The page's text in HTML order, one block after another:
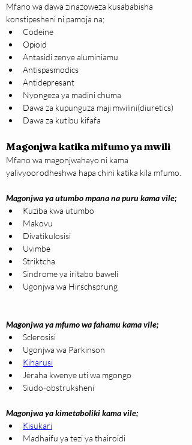
Mfano wa dawa zinazoweza kusababisha
konstipesheni ni pamoja na;
Codeine
Opioid
Antasidi zenye aluminiamu
Antispasmodics
Antidepresant
Nyongeza ya madini chuma
Dawa za kupunguza maji mwilini(diuretics)
Dawa za kutibu kifafa
Magonjwa katika mifumo ya mwili
​Mfano wa magonjwahayo ni kama
yalivyoorodheshwa hapa chini katika kila mfumo.
Magonjwa ya utumbo mpana na puru kama vile;
Kuziba kwa utumbo
Makovu
Divatikulosisi
Uvimbe
Striktcha
Sindrome ya iritabo baweli
Ugonjwa wa Hirschsprung
Magonjwa ya mfumo wa fahamu kama vile;
Sclerosisi
Ugonjwa wa Parkinson
Kiharusi
Jeraha kwenye uti wa mgongo
Siudo-obstruksheni
Magonjwa ya kimetaboliki kama vile;
Kisukari
Madhaifu ya tezi ya thairoidi